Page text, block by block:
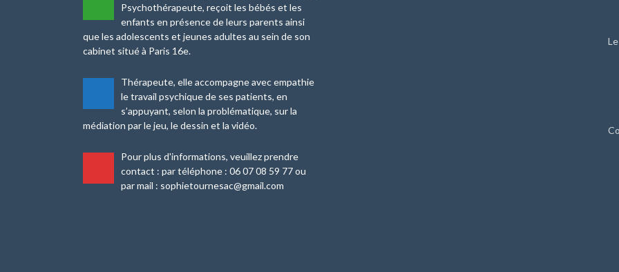
Psychothérapeute, reçoit les bébés et les
enfants en présence de leurs parents ainsi
que les adolescents et jeunes adultes au sein de son
cabinet situé à Paris 16e.
Thérapeute, elle accompagne avec empathie
le travail psychique de ses patients, en
s’appuyant, selon la problématique, sur la
médiation par le jeu, le dessin et la vidéo.
Pour plus d'informations, veuillez prendre
contact : par téléphone : 06 07 08 59 77 ou
par mail : sophietournesac@gmail.com